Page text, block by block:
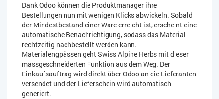
Dank Odoo können die Produktmanager ihre
Bestellungen nun mit wenigen Klicks abwickeln. Sobald
der Mindestbestand einer Ware erreicht ist, erscheint eine
automatische Benachrichtigung, sodass das Material
rechtzeitig nachbestellt werden kann.
Materialengpässen geht Swiss Alpine Herbs mit dieser
massgeschneiderten Funktion aus dem Weg. Der
Einkaufsauftrag wird direkt über Odoo an die Lieferanten
versendet und der Lieferschein wird automatisch
generiert.